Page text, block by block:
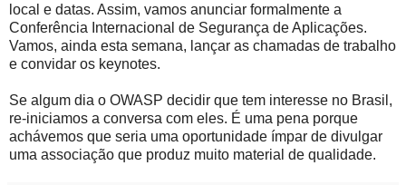
local e datas. Assim, vamos anunciar formalmente a
Conferência Internacional de Segurança de Aplicações.
Vamos, ainda esta semana, lançar as chamadas de trabalho
e convidar os keynotes.
Se algum dia o OWASP decidir que tem interesse no Brasil,
re-iniciamos a conversa com eles. É uma pena porque
achávemos que seria uma oportunidade ímpar de divulgar
uma associação que produz muito material de qualidade.